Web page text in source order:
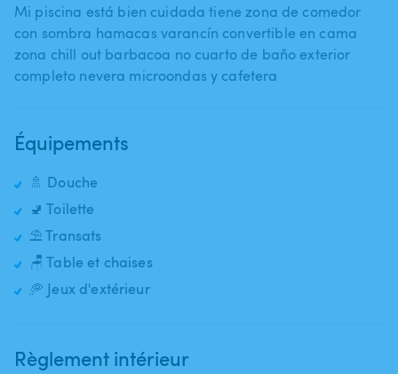
Mi piscina está bien cuidada tiene zona de comedor
con sombra hamacas varancín convertible en cama
zona chill out barbacoa no cuarto de baño exterior
completo nevera microondas y cafetera
Équipements
🚿 Douche
🚽 Toilette
⛱️ Transats
🪑 Table et chaises
🥏 Jeux d'extérieur
Règlement intérieur